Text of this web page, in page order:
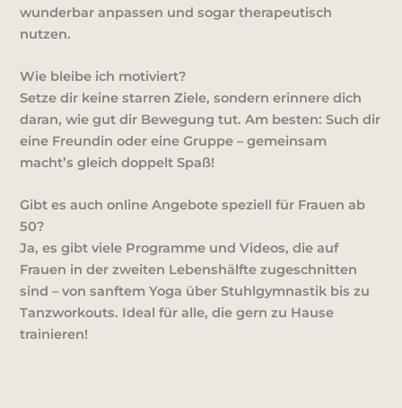
wunderbar anpassen und sogar therapeutisch
nutzen.
Wie bleibe ich motiviert?
Setze dir keine starren Ziele, sondern erinnere dich
daran, wie gut dir Bewegung tut. Am besten: Such dir
eine Freundin oder eine Gruppe – gemeinsam
macht’s gleich doppelt Spaß!
Gibt es auch online Angebote speziell für Frauen ab
50?
Ja, es gibt viele Programme und Videos, die auf
Frauen in der zweiten Lebenshälfte zugeschnitten
sind – von sanftem Yoga über Stuhlgymnastik bis zu
Tanzworkouts. Ideal für alle, die gern zu Hause
trainieren!